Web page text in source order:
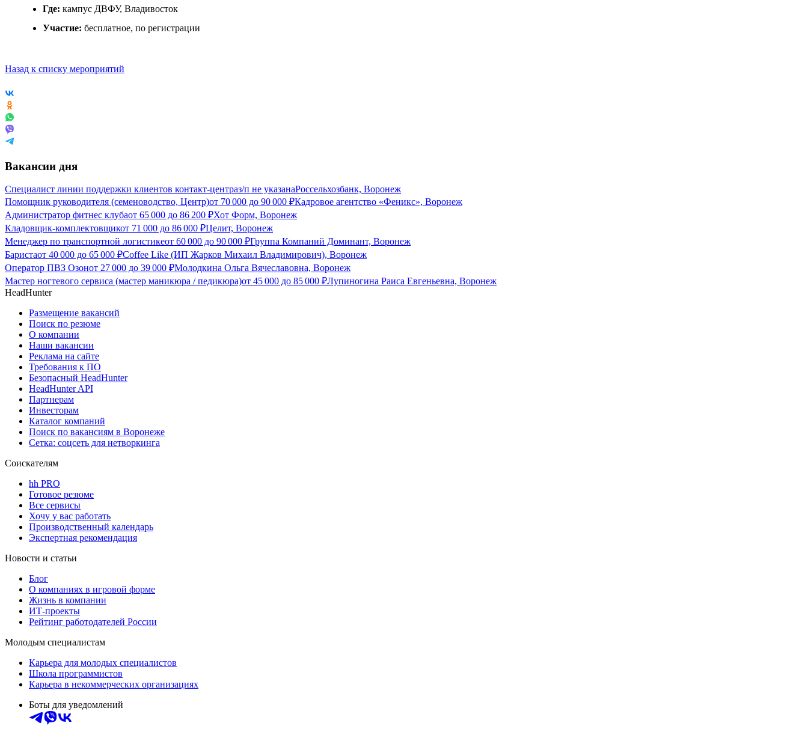
Где: кампус ДВФУ, Владивосток
Участие: бесплатное, по регистрации
Назад к списку мероприятий
Вакансии дня
Специалист линии поддержки клиентов контакт-центраз/п не указанаРоссельхозбанк, Воронеж
Помощник руководителя (семеноводство, Центр)от 70 000 до 90 000 ₽Кадровое агентство «Феникс», Воронеж
Администратор фитнес клубаот 65 000 до 86 200 ₽Хот Форм, Воронеж
Кладовщик-комплектовщикот 71 000 до 86 000 ₽Целит, Воронеж
Менеджер по транспортной логистикеот 60 000 до 90 000 ₽Группа Компаний Доминант, Воронеж
Баристаот 40 000 до 65 000 ₽Coffee Like (ИП Жарков Михаил Владимирович), Воронеж
Оператор ПВЗ Озонот 27 000 до 39 000 ₽Молодкина Ольга Вячеславовна, Воронеж
Мастер ногтевого сервиса (мастер маникюра / педикюра)от 45 000 до 85 000 ₽Лупиногина Раиса Евгеньевна, Воронеж
HeadHunter
Размещение вакансий
Поиск по резюме
О компании
Наши вакансии
Реклама на сайте
Требования к ПО
Безопасный HeadHunter
HeadHunter API
Партнерам
Инвесторам
Каталог компаний
Поиск по вакансиям в Воронеже
Сетка: соцсеть для нетворкинга
Соискателям
hh PRO
Готовое резюме
Все сервисы
Хочу у вас работать
Производственный календарь
Экспертная рекомендация
Новости и статьи
Блог
О компаниях в игровой форме
Жизнь в компании
ИТ-проекты
Рейтинг работодателей России
Молодым специалистам
Карьера для молодых специалистов
Школа программистов
Карьера в некоммерческих организациях
Боты для уведомлений